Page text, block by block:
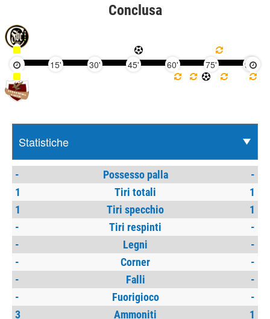
Conclusa
15' 30' 45' 60' 75' 90'
- Possesso palla
-
1
Tiri totali
1
1
Tiri specchio
1
-
Tiri respinti
-
-
Legni
-
-
Corner
-
-
Falli
-
-
Fuorigioco
-
3
Ammoniti
1